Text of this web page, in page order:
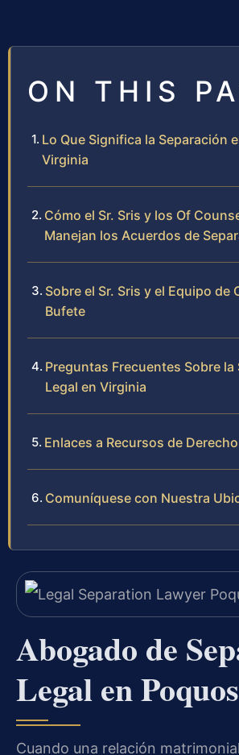
ON THIS
Lo Que Significa la Separación
Virginia
Cómo el Sr. Sris y los Of
Manejan los Acuerdos de
Sobre el Sr. Sris y el Equipo de
Bufete
Preguntas Frecuentes Sobre la
Legal en Virginia
Enlaces a Recursos de
Comuníquese con Nuestra
Abogado de
Legal en
Cuando una relación